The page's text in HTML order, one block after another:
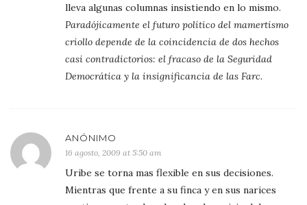
lleva algunas columnas insistiendo en lo mismo.
Paradójicamente el futuro político del mamertismo
criollo depende de la coincidencia de dos hechos
casi contradictorios: el fracaso de la Seguridad
Democrática y la insignificancia de las Farc.
ANÓNIMO
16 agosto, 2009 at 5:50 am
Uribe se torna mas flexible en sus decisiones.
Mientras que frente a su finca y en sus narices